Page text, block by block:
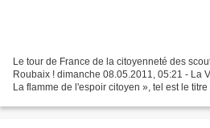
Le tour de France de la citoyenneté des
Roubaix ! dimanche 08.05.2011, 05:21 - La
La flamme de l'espoir citoyen », tel est le